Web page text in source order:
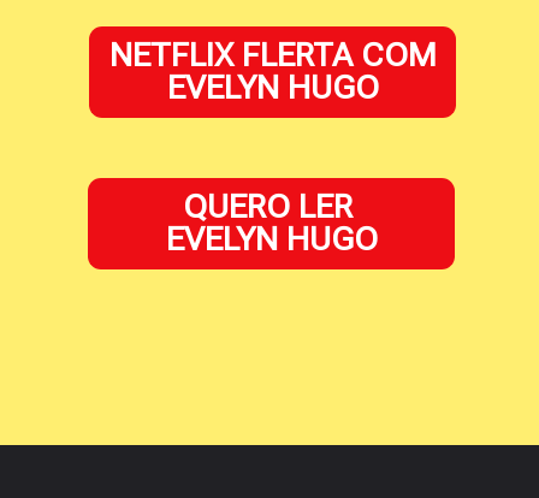
NETFLIX FLERTA COM
EVELYN HUGO
QUERO LER
EVELYN HUGO